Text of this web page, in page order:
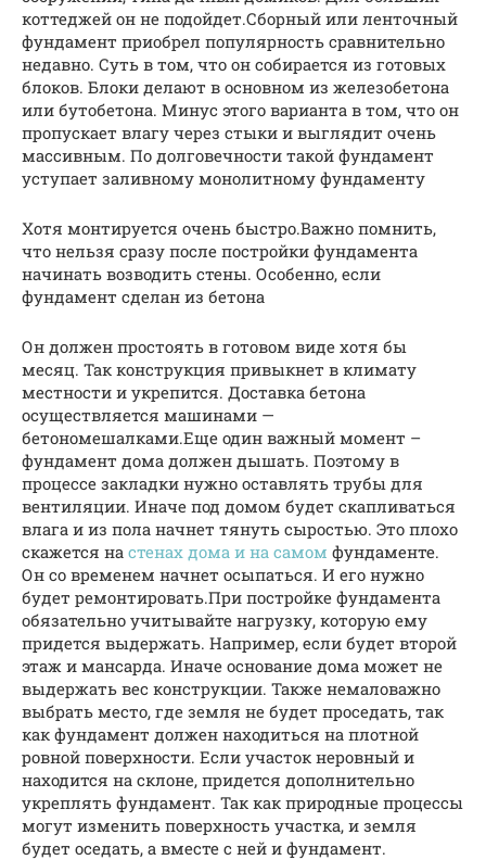
коттеджей он не подойдет.Сборный или ленточный
фундамент приобрел популярность сравнительно
недавно. Суть в том, что он собирается из готовых
блоков. Блоки делают в основном из железобетона
или бутобетона. Минус этого варианта в том, что он
пропускает влагу через стыки и выглядит очень
массивным. По долговечности такой фундамент
уступает заливному монолитному фундаменту
Хотя монтируется очень быстро.Важно помнить,
что нельзя сразу после постройки фундамента
начинать возводить стены. Особенно, если
фундамент сделан из бетона
Он должен простоять в готовом виде хотя бы
месяц. Так конструкция привыкнет в климату
местности и укрепится. Доставка бетона
осуществляется машинами —
бетономешалками.Еще один важный момент –
фундамент дома должен дышать. Поэтому в
процессе закладки нужно оставлять трубы для
вентиляции. Иначе под домом будет скапливаться
влага и из пола начнет тянуть сыростью. Это плохо
скажется на стенах дома и на самом фундаменте.
Он со временем начнет осыпаться. И его нужно
будет ремонтировать.При постройке фундамента
обязательно учитывайте нагрузку, которую ему
придется выдержать. Например, если будет второй
этаж и мансарда. Иначе основание дома может не
выдержать вес конструкции. Также немаловажно
выбрать место, где земля не будет проседать, так
как фундамент должен находиться на плотной
ровной поверхности. Если участок неровный и
находится на склоне, придется дополнительно
укреплять фундамент. Так как природные процессы
могут изменить поверхность участка, и земля
будет оседать, а вместе с ней и фундамент.